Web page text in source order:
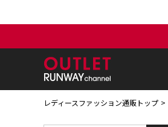
レディースファッション通販トップ